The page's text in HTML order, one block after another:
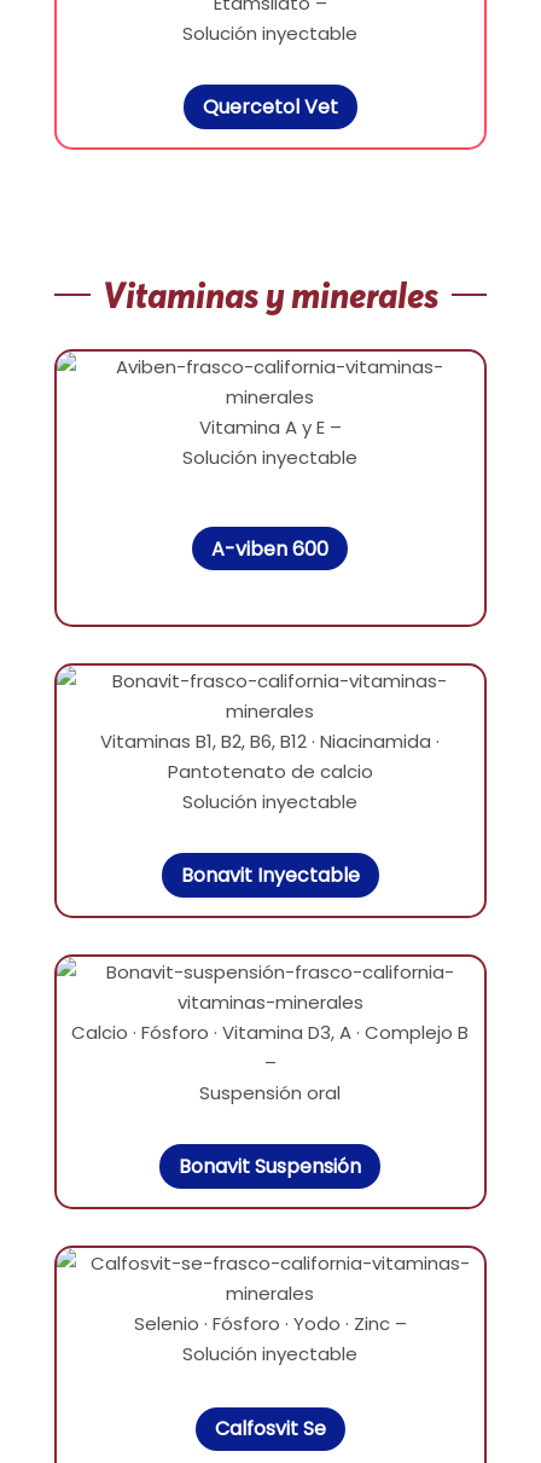
Solución inyectable
Quercetol Vet
Vitaminas y minerales
Vitamina A y E –
Solución inyectable
A-viben 600
Vitaminas B1, B2, B6, B12 · Niacinamida ·
Pantotenato de calcio
Solución inyectable
Bonavit Inyectable
Calcio · Fósforo · Vitamina D3, A · Complejo B
–
Suspensión oral
Bonavit Suspensión
Selenio · Fósforo · Yodo · Zinc –
Solución inyectable
Calfosvit Se